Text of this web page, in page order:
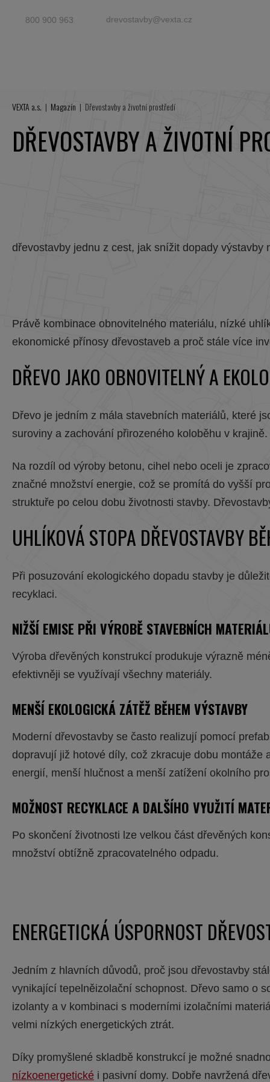
800 900 963 drevostavby@vexta.cz
VEXTA a.s. Magazín Dřevostavby a životní prostředí
DŘEVOSTAVBY A ŽIVOTNÍ
dřevostavby jednu z cest, jak snížit dopady výstavby
Právě kombinace obnovitelného materiálu, nízké
ekonomické přínosy dřevostaveb a proč stále více
DŘEVO JAKO OBNOVITELNÝ A
Dřevo je jedním z mála stavebních materiálů, které
suroviny a zachování přirozeného koloběhu v krajině.
Na rozdíl od výroby betonu, cihel nebo oceli je
značné množství energie, což se promítá do vyšší
struktuře po celou dobu životnosti stavby.
UHLÍKOVÁ STOPA DŘEVOSTAVBY
Při posuzování ekologického dopadu stavby je
recyklaci.
NIŽŠÍ EMISE PŘI VÝROBĚ STAVEBNÍCH
Výroba dřevěných konstrukcí produkuje výrazně
efektivněji se využívají všechny materiály.
MENŠÍ EKOLOGICKÁ ZÁTĚŽ BĚHEM VÝSTAVBY
Moderní dřevostavby se často realizují pomocí
dopravují již hotové díly, což zkracuje dobu
energií, menší hlučnost a menší zatížení okolního
MOŽNOST RECYKLACE A DALŠÍHO VYUŽITÍ
Po skončení životnosti lze velkou část dřevěných
množství obtížně zpracovatelného odpadu.
ENERGETICKÁ ÚSPORNOST
Jedním z hlavních důvodů, proč jsou dřevostavby
vynikající tepelněizolační schopnost. Dřevo samo o
izolanty a v kombinaci s moderními izolačními
velmi nízkých energetických ztrát.
Díky promyšlené skladbě konstrukcí je možné
nízkoenergetické i pasivní domy. Dobře navržená